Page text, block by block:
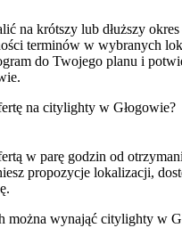
na krótszy lub dłuższy
terminów w wybranych
do Twojego planu i
na citylighty w Głogowie?
w parę godzin od
propozycje lokalizacji,
można wynająć citylighty w